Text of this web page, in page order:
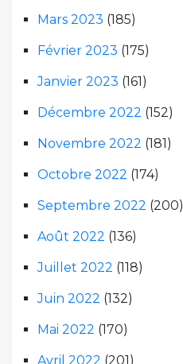
Mars 2023 (185)
Février 2023 (175)
Janvier 2023 (161)
Décembre 2022 (152)
Novembre 2022 (181)
Octobre 2022 (174)
Septembre 2022 (200)
Août 2022 (136)
Juillet 2022 (118)
Juin 2022 (132)
Mai 2022 (170)
Avril 2022 (201)